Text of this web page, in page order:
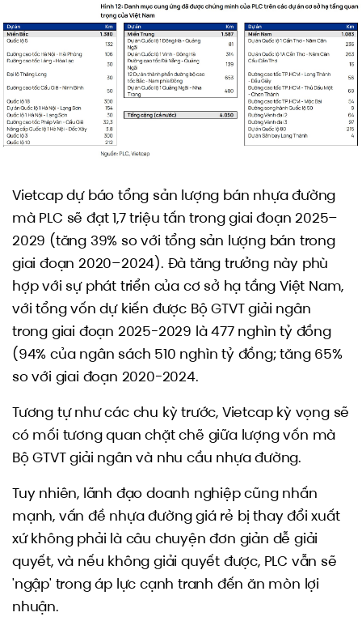
Vietcap dự báo tổng sản lượng bán nhựa đường
mà PLC sẽ đạt 1,7 triệu tấn trong giai đoạn 2025–
2029 (tăng 39% so với tổng sản lượng bán trong
giai đoạn 2020–2024). Đà tăng trưởng này phù
hợp với sự phát triển của cơ sở hạ tầng Việt Nam,
với tổng vốn dự kiến được Bộ GTVT giải ngân
trong giai đoạn 2025-2029 là 477 nghìn tỷ đồng
(94% của ngân sách 510 nghìn tỷ đồng; tăng 65%
so với giai đoạn 2020-2024.
Tương tự như các chu kỳ trước, Vietcap kỳ vọng sẽ
có mối tương quan chặt chẽ giữa lượng vốn mà
Bộ GTVT giải ngân và nhu cầu nhựa đường.
Tuy nhiên, lãnh đạo doanh nghiệp cũng nhấn
mạnh, vấn đề nhựa đường giá rẻ bị thay đổi xuất
xứ không phải là câu chuyện đơn giản dễ giải
quyết, và nếu không giải quyết được, PLC vẫn sẽ
'ngập' trong áp lực cạnh tranh đến ăn mòn lợi
nhuận.